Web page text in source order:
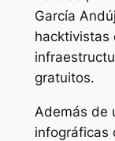
García
hacktivistas
gratuitos.
Además de
infográficas